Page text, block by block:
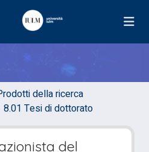
della ricerca
8.01 Tesi di dottorato
del